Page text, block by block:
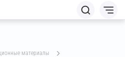
материалы